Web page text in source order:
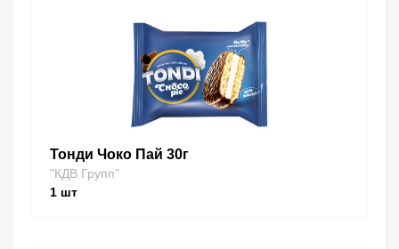
Тонди Чоко Пай 30г
"КДВ Групп"
1 шт